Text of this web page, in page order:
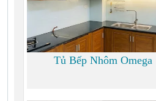
Tủ Bếp Nhôm Omega